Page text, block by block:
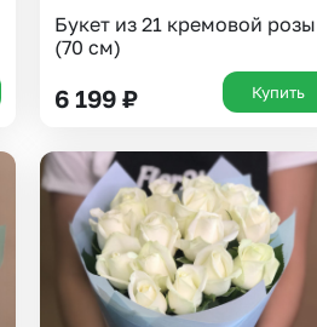
Букет из 21 кремовой розы
(70 см)
6 199 ₽ Купить